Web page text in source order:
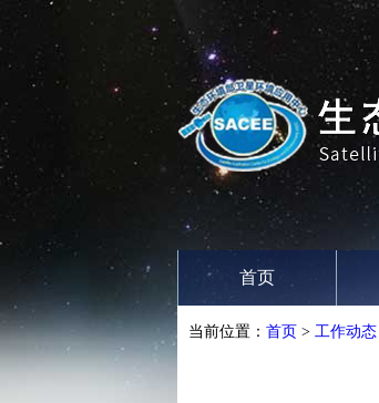
首页
当前位置： 首页 > 工作动态